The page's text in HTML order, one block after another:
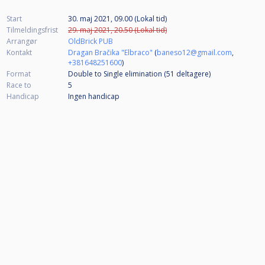
Start
30. maj 2021, 09.00 (Lokal tid)
Tilmeldingsfrist
29. maj 2021, 20.50 (Lokal tid)
Arrangør
OldBrick PUB
Kontakt
Dragan Bračika "Elbraco" (baneso12@gmail.com,
+381648251600)
Format
Double to Single elimination (51 deltagere)
Race to
5
Handicap
Ingen handicap